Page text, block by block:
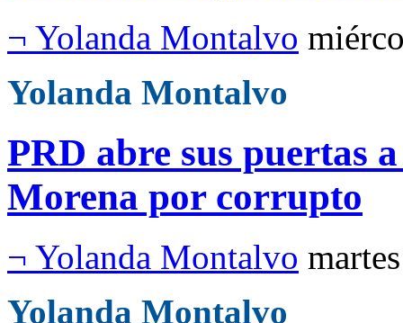
¬ Yolanda Montalvo
Yolanda Montalvo
PRD abre sus puertas
Morena por corrupto
¬ Yolanda Montalvo
Yolanda Montalvo